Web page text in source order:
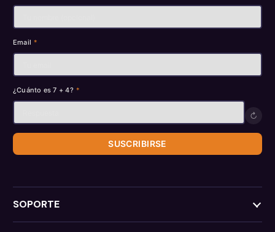
Email *
¿Cuánto es 7 + 4? *
↻
SUSCRIBIRSE
SOPORTE